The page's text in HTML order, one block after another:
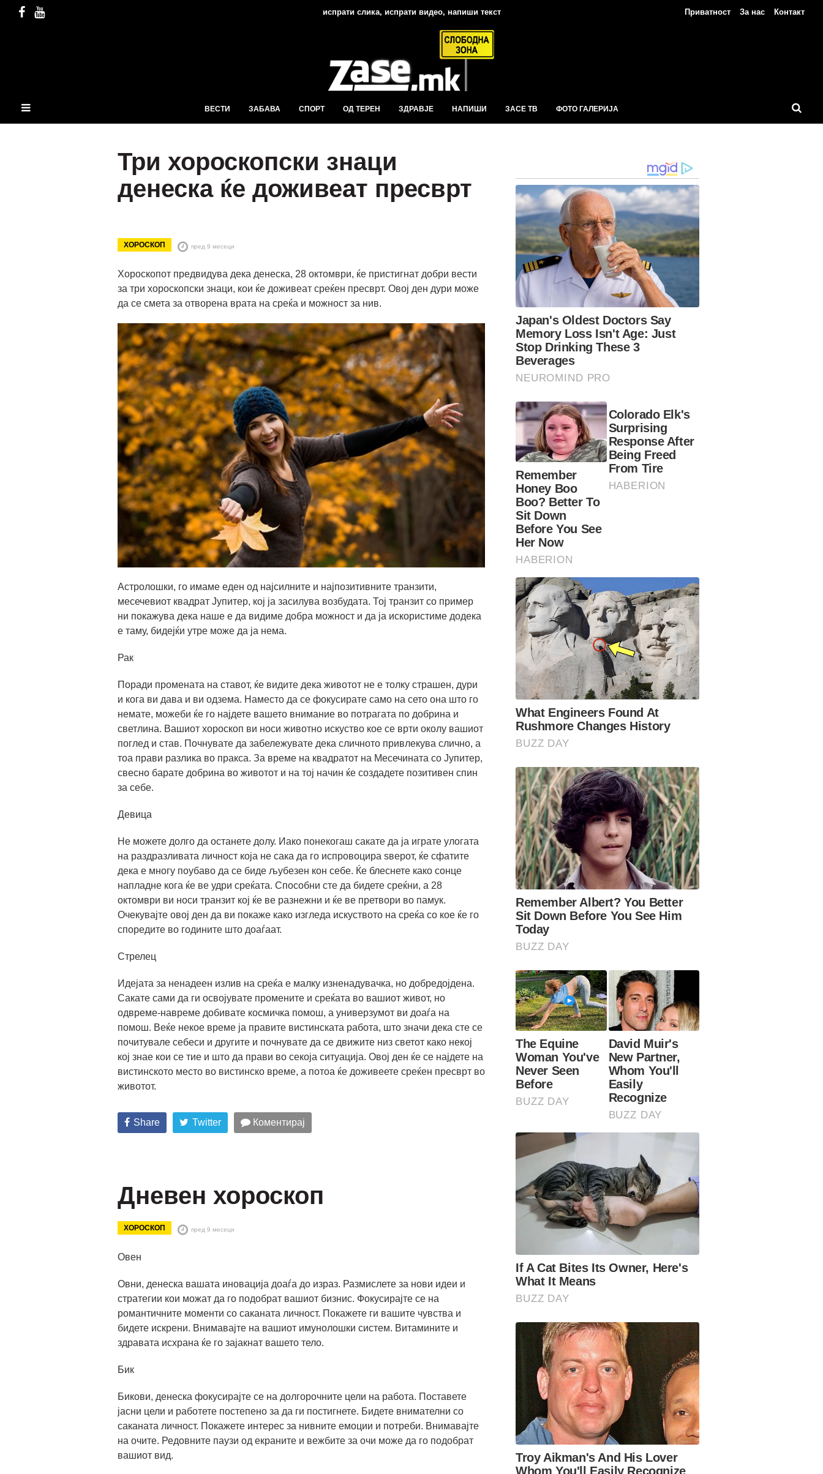
испрати слика, испрати видео, напиши текст
ВЕСТИ ЗАБАВА СПОРТ ОД ТЕРЕН ЗДРАВЈЕ НАПИШИ ЗАСЕ ТВ ФОТО ГАЛЕРИЈА
Приватност За нас Контакт
Три хороскопски знаци
денеска ќе доживеат пресврт
ХОРОСКОП пред 9 месеци
Хороскопот предвидува дека денеска, 28 октомври, ќе пристигнат добри вести
за три хороскопски знаци, кои ќе доживеат среќен пресврт. Овој ден дури може
да се смета за отворена врата на среќа и можност за нив.
Астролошки, го имаме еден од најсилните и најпозитивните транзити,
месечевиот квадрат Јупитер, кој ја засилува возбудата. Тој транзит со пример
ни покажува дека наше е да видиме добра можност и да ја искористиме додека
е таму, бидејќи утре може да ја нема.
Рак
Поради промената на ставот, ќе видите дека животот не е толку страшен, дури
и кога ви дава и ви одзема. Наместо да се фокусирате само на сето она што го
немате, можеби ќе го најдете вашето внимание во потрагата по добрина и
светлина. Вашиот хороскоп ви носи животно искуство кое се врти околу вашиот
поглед и став. Почнувате да забележувате дека сличното привлекува слично, а
тоа прави разлика во пракса. За време на квадратот на Месечината со Јупитер,
свесно барате добрина во животот и на тој начин ќе создадете позитивен спин
за себе.
Девица
Не можете долго да останете долу. Иако понекогаш сакате да ја играте улогата
на раздразливата личност која не сака да го испровоцира ѕверот, ќе сфатите
дека е многу поубаво да се биде љубезен кон себе. Ќе блеснете како сонце
напладне кога ќе ве удри среќата. Способни сте да бидете среќни, а 28
октомври ви носи транзит кој ќе ве разнежни и ќе ве претвори во памук.
Очекувајте овој ден да ви покаже како изгледа искуството на среќа со кое ќе го
споредите во годините што доаѓаат.
Стрелец
Идејата за ненадеен излив на среќа е малку изненадувачка, но добредојдена.
Сакате сами да ги освојувате промените и среќата во вашиот живот, но
одвреме-навреме добивате космичка помош, а универзумот ви доаѓа на
помош. Веќе некое време ја правите вистинската работа, што значи дека сте се
почитувале себеси и другите и почнувате да се движите низ светот како некој
кој знае кои се тие и што да прави во секоја ситуација. Овој ден ќе се најдете на
вистинското место во вистинско време, а потоа ќе доживеете среќен пресврт во
животот.
Share Twitter Коментирај
Дневен хороскоп
ХОРОСКОП пред 9 месеци
Овен
Овни, денеска вашата иновација доаѓа до израз. Размислете за нови идеи и
стратегии кои можат да го подобрат вашиот бизнис. Фокусирајте се на
романтичните моменти со саканата личност. Покажете ги вашите чувства и
бидете искрени. Внимавајте на вашиот имунолошки систем. Витамините и
здравата исхрана ќе го зајакнат вашето тело.
Бик
Бикови, денеска фокусирајте се на долгорочните цели на работа. Поставете
јасни цели и работете постепено за да ги постигнете. Бидете внимателни со
саканата личност. Покажете интерес за нивните емоции и потреби. Внимавајте
на очите. Редовните паузи од екраните и вежбите за очи може да го подобрат
вашиот вид.